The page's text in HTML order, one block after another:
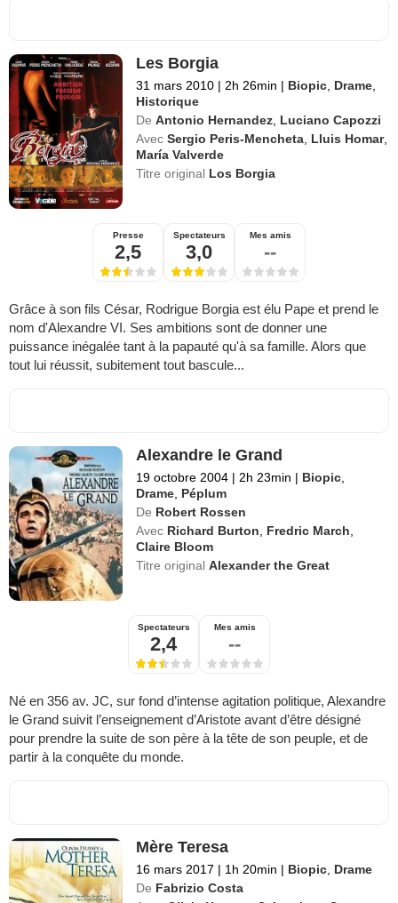
Les Borgia
31 mars 2010 | 2h 26min | Biopic Drame
Historique
De Antonio Hernandez Luciano Capozzi
Avec Sergio Peris-Mencheta Lluis Homar,
María Valverde
Titre original Los Borgia
Presse
2,5
Spectateurs
3,0
Mes amis
--
Grâce à son fils César, Rodrigue Borgia est élu Pape et prend le
nom d'Alexandre VI. Ses ambitions sont de donner une
puissance inégalée tant à la papauté qu'à sa famille. Alors que
tout lui réussit, subitement tout bascule...
Alexandre le Grand
19 octobre 2004 | 2h 23min | Biopic
Drame Péplum
De Robert Rossen
Avec Richard Burton Fredric March
Claire Bloom
Titre originalAlexander the Great
Spectateurs
2,4
Mes amis
--
Né en 356 av. JC, sur fond d’intense agitation politique, Alexandre
le Grand suivit l’enseignement d’Aristote avant d’être désigné
pour prendre la suite de son père à la tête de son peuple, et de
partir à la conquête du monde.
Mère Teresa
16 mars 2017 | 1h 20min | Biopic Drame
De Fabrizio Costa